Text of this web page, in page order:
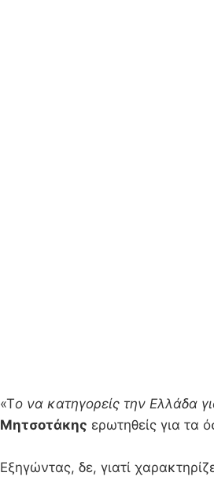
«Το να κατηγορείς την Ελλάδα
Μητσοτάκης ερωτηθείς για τα
Εξηγώντας, δε, γιατί